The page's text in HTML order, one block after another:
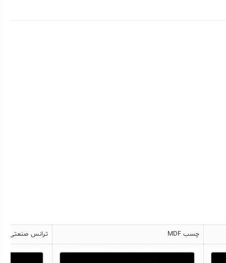
چسب MDF ترانس صنعتی 30 و 33 آمپر ( سوئیچینگ )